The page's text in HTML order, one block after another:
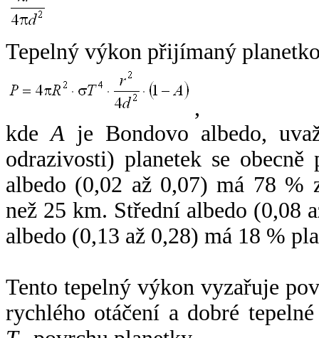
Tepelný výkon přijímaný
,
kdeA je Bondovo albedo,
odrazivosti) planetek se
albedo (0,02 až 0,07) má 78 %
než 25 km. Střední albedo (0,08
albedo (0,13 až 0,28) má 18 %
Tento tepelný výkon vyzařuje
rychlého otáčení a dobré